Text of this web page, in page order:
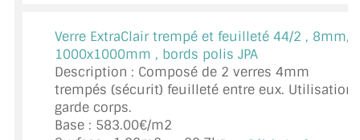
VERRE EXTRACLAIR
VERRE TREMPÉ (SÉCURIT)
PAROI DE DOUCHE
Verre ExtraClair trempé et feuilleté 44/2 , 8mm,
1000x1000mm , bords polis JPA
Description : Composé de 2 verres 4mm
trempés (sécurit) feuilleté entre eux. Utilisation
garde corps.
Base : 583.00€/m2